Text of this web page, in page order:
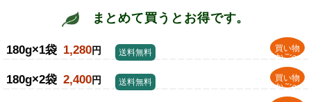
まとめて買うとお得です。
180g×1袋 1,280円
買い物
かごへ
送料無料
180g×2袋 2,400円
買い物
かごへ
送料無料